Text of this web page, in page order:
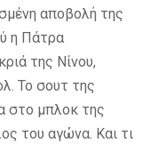
αποβολή της
η Πάτρα
της Νίνου,
Το σουτ της
στο μπλοκ της
του αγώνα. Και τι